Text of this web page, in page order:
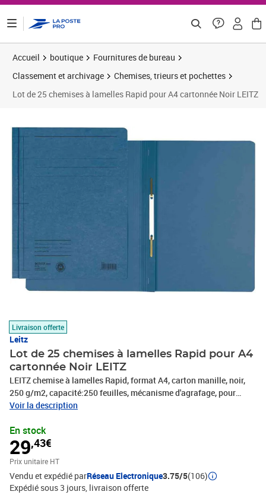
Accueil boutique
Fournitures de bureau
Classement et archivage
Chemises, trieurs et pochettes
Lot de 25 chemises à lamelles Rapid pour A4 cartonnée Noir LEITZ
Livraison offerte
Leitz
Lot de 25 chemises à lamelles Rapid pour A4
cartonnée Noir LEITZ
LEITZ chemise à lamelles Rapid, format A4, carton manille, noir,
250 g/m2, capacité:250 feuilles, mécanisme d'agrafage, pour
perforation standard 80 mm, avec lignes d'inscription, pour des
(H)318 mm, en paquet de 25 pièces (3000-00-95)
Voir la description
En stock
29,43€
Prix unitaire HT
Vendu et expédié parRéseau Electronique3.75/5(106)
Expédié sous 3 jours livraison offerte